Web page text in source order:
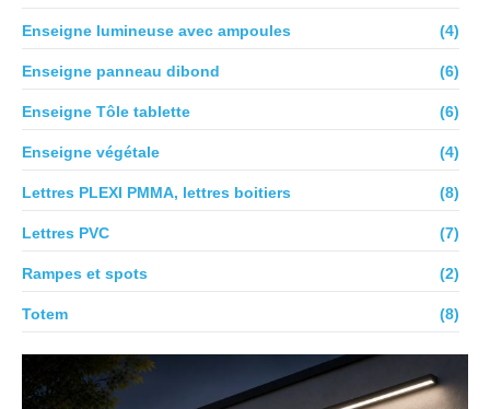
Enseigne lumineuse avec ampoules (4)
Enseigne panneau dibond (6)
Enseigne Tôle tablette (6)
Enseigne végétale (4)
Lettres PLEXI PMMA, lettres boitiers (8)
Lettres PVC (7)
Rampes et spots (2)
Totem (8)